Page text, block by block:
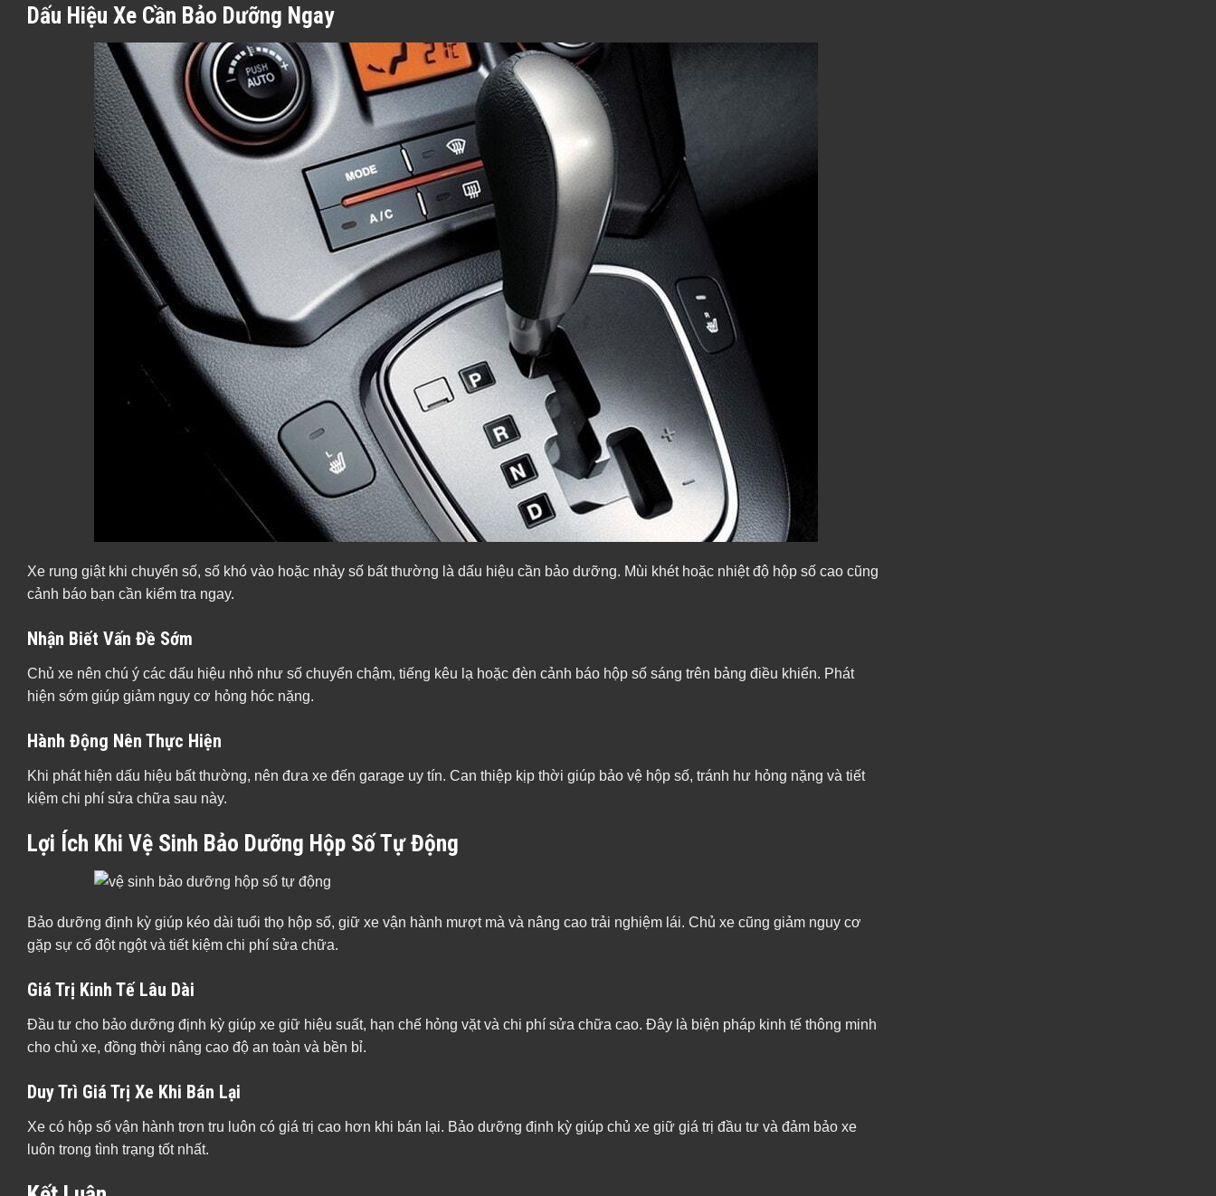
Dấu Hiệu Xe Cần Bảo Dưỡng Ngay
Xe rung giật khi chuyển số, số khó vào hoặc nhảy số bất thường là dấu hiệu cần bảo dưỡng. Mùi khét hoặc nhiệt độ hộp số cao cũng
cảnh báo bạn cần kiểm tra ngay.
Nhận Biết Vấn Đề Sớm
Chủ xe nên chú ý các dấu hiệu nhỏ như số chuyển chậm, tiếng kêu lạ hoặc đèn cảnh báo hộp số sáng trên bảng điều khiển. Phát
hiện sớm giúp giảm nguy cơ hỏng hóc nặng.
Hành Động Nên Thực Hiện
Khi phát hiện dấu hiệu bất thường, nên đưa xe đến garage uy tín. Can thiệp kịp thời giúp bảo vệ hộp số, tránh hư hỏng nặng và tiết
kiệm chi phí sửa chữa sau này.
Lợi Ích Khi Vệ Sinh Bảo Dưỡng Hộp Số Tự Động
Bảo dưỡng định kỳ giúp kéo dài tuổi thọ hộp số, giữ xe vận hành mượt mà và nâng cao trải nghiệm lái. Chủ xe cũng giảm nguy cơ
gặp sự cố đột ngột và tiết kiệm chi phí sửa chữa.
Giá Trị Kinh Tế Lâu Dài
Đầu tư cho bảo dưỡng định kỳ giúp xe giữ hiệu suất, hạn chế hỏng vặt và chi phí sửa chữa cao. Đây là biện pháp kinh tế thông minh
cho chủ xe, đồng thời nâng cao độ an toàn và bền bỉ.
Duy Trì Giá Trị Xe Khi Bán Lại
Xe có hộp số vận hành trơn tru luôn có giá trị cao hơn khi bán lại. Bảo dưỡng định kỳ giúp chủ xe giữ giá trị đầu tư và đảm bảo xe
luôn trong tình trạng tốt nhất.